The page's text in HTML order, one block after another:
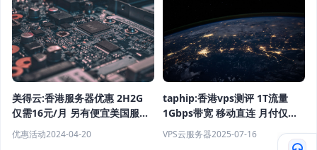
美得云:香港服务器优惠 2H2G
仅需16元/月 另有便宜美国服务
器 便宜国内服务器 便宜高防服
务器出售
优惠活动2024-04-20
taphip:香港vps测评 1T流量
1Gbps带宽 移动直连 月付仅需
￥10.88
VPS云服务器2025-07-16